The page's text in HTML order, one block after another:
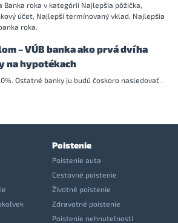
Banka roka v kategórií Najlepšia pôžička,
účet, Najlepší termínovaný vklad, Najlepšia
roka.
– VÚB banka ako prvá dvíha
na hypotékach
Ostatné banky ju budú čoskoro nasledovať .
Poistenie
Poistenie auta
Cestovné poistenie
Životné poistenie
Zdravotné poistenie
Poistenie nehnuteľnosti